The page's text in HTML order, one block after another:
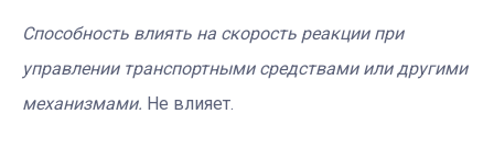
Способность влиять на скорость реакции при
управлении транспортными средствами или другими
механизмами. Не влияет.